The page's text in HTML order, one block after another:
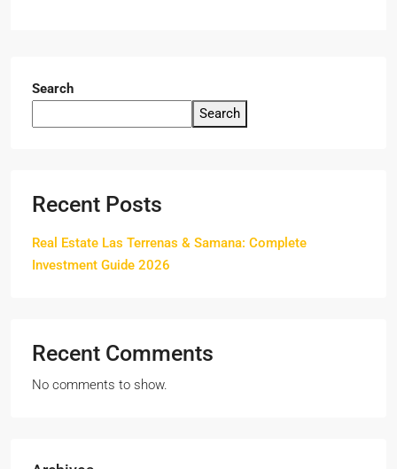
Search
Search
Recent Posts
Real Estate Las Terrenas & Samana: Complete
Investment Guide 2026
Recent Comments
No comments to show.